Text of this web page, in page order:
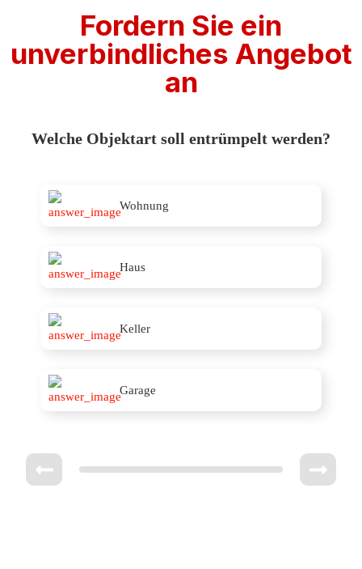
Fordern Sie ein
unverbindliches Angebot
an
Welche Objektart soll entrümpelt werden?
Wohnung
Haus
Keller
Garage